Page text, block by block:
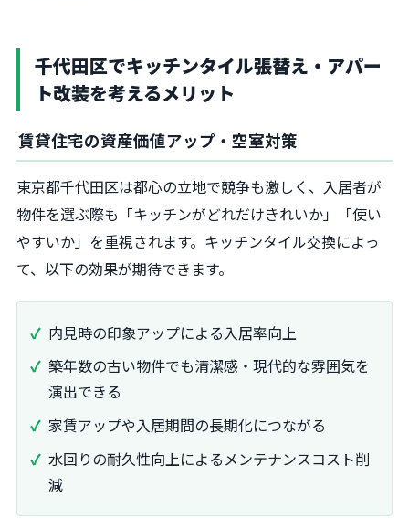
千代田区でキッチンタイル張替え・アパー
ト改装を考えるメリット
賃貸住宅の資産価値アップ・空室対策
東京都千代田区は都心の立地で競争も激しく、入居者が
物件を選ぶ際も「キッチンがどれだけきれいか」「使い
やすいか」を重視されます。キッチンタイル交換によっ
て、以下の効果が期待できます。
内見時の印象アップによる入居率向上
築年数の古い物件でも清潔感・現代的な雰囲気を
演出できる
家賃アップや入居期間の長期化につながる
水回りの耐久性向上によるメンテナンスコスト削
減